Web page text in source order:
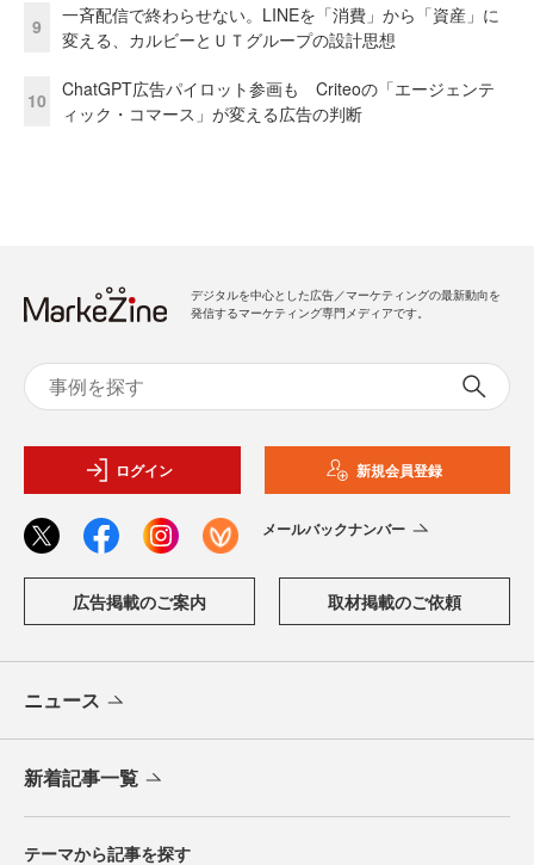
9
一斉配信で終わらせない。LINEを「消費」から「資産」に
変える、カルビーとＵＴグループの設計思想
10
ChatGPT広告パイロット参画も Criteoの「エージェンテ
ィック・コマース」が変える広告の判断
デジタルを中心とした広告／マーケティングの最新動向を
発信するマーケティング専門メディアです。
ログイン 新規会員登録
メールバックナンバー
広告掲載のご案内 取材掲載のご依頼
ニュース
新着記事一覧
テーマから記事を探す